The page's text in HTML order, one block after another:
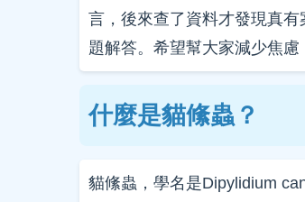
言，後來查了資料才發現真
題解答。希望幫大家減少焦慮
什麼是貓絛蟲？
貓絛蟲，學名是Dipylidium